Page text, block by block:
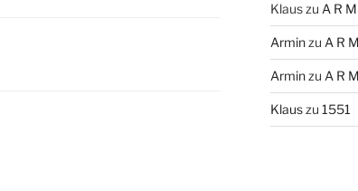
Klauszu A R
Arminzu A R
Arminzu A R
Klauszu 1551